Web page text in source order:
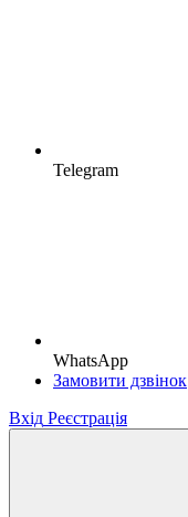
Telegram
WhatsApp
Замовити дзвінок
Вхід Реєстрація